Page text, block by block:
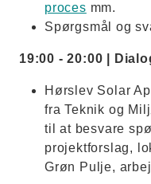
proces mm.
Spørgsmål og
19:00 - 20:00 |
Hørslev Solar
fra Teknik og
til at besvare
projektforslag,
Grøn Pulje,